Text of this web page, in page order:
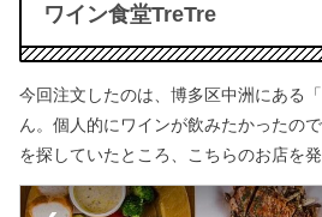
ワイン食堂TreTre
今回注文したのは、博多区中洲にある
ん。 個人的にワインが飲みたかったの
を探していたところ、
こちらのお店を